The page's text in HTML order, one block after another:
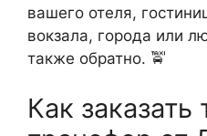
вашего отеля,
вокзала, города или
также обратно. 🚖
Как заказать